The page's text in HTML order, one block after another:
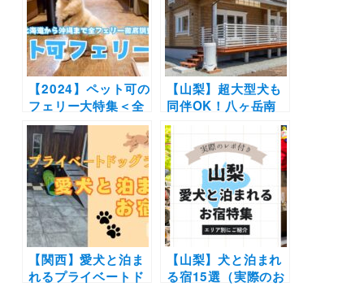
ート付き
【2024】ペット可の
フェリー大特集＜全
24隻＞北海道から沖
縄までウィズペット
ルーム・ペットルー
ムで愛犬と非日常の
旅へ
【山梨】超大型犬も
同伴OK！八ヶ岳南
麓エリアに貸別荘
「Fils Cottage
Yatsugatake」が
2025年5月23日オー
プン！
【関西】愛犬と泊ま
れるプライベートド
【山梨】犬と泊まれ
る宿15選（実際のお